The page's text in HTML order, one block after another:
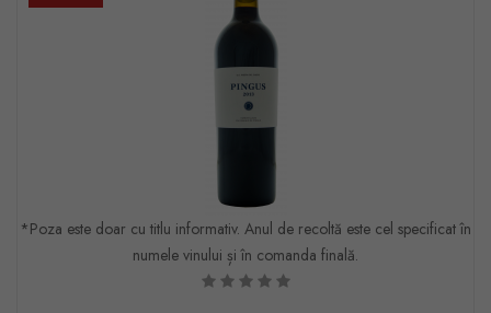
*Poza este doar cu titlu informativ. Anul de recoltă este cel specificat în
numele vinului și în comanda finală.